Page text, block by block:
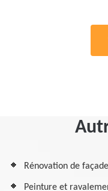
Rénovation de
Peinture et